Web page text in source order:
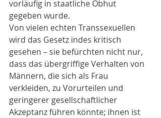
vorläufig in staatliche Obhut
gegeben wurde.
Von vielen echten Transsexuellen
wird das Gesetz indes kritisch
gesehen – sie befürchten nicht nur,
dass das übergriffige Verhalten von
Männern, die sich als Frau
verkleiden, zu Vorurteilen und
geringerer gesellschaftlicher
Akzeptanz führen könnte; ihnen ist